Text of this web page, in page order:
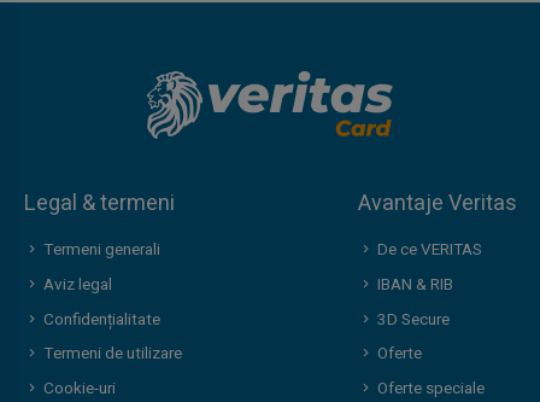
Legal & termeni
Termeni generali
Aviz legal
Confidențialitate
Termeni de utilizare
Cookie-uri
Avantaje Veritas
De ce VERITAS
IBAN & RIB
3D Secure
Oferte
Oferte speciale